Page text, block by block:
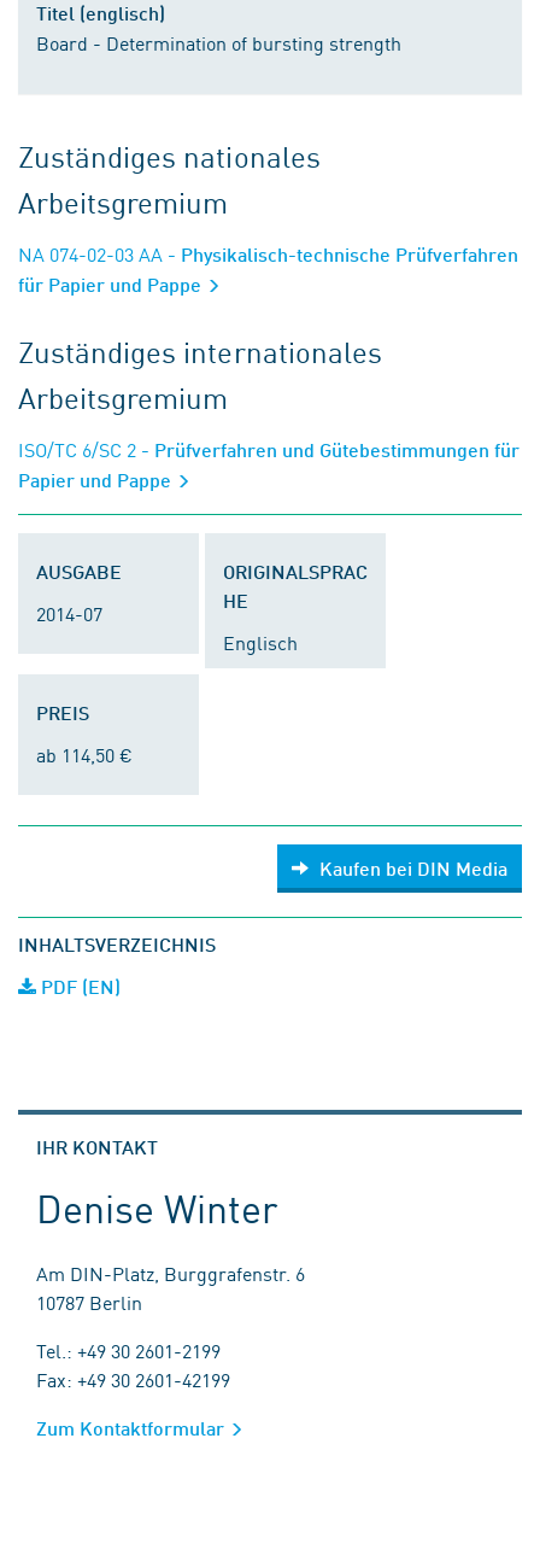
Titel (englisch)
Board - Determination of bursting strength
Zuständiges nationales
Arbeitsgremium
NA 074-02-03 AA - Physikalisch-technische Prüfverfahren
für Papier und Pappe
Zuständiges internationales
Arbeitsgremium
ISO/TC 6/SC 2 - Prüfverfahren und Gütebestimmungen für
Papier und Pappe
AUSGABE
2014-07
ORIGINALSPRAC
HE
Englisch
PREIS
ab 114,50 €
Kaufen bei DIN Media
INHALTSVERZEICHNIS
PDF (EN)
IHR KONTAKT
Denise Winter
Am DIN-Platz, Burggrafenstr. 6
10787 Berlin
Tel.: +49 30 2601-2199
Fax: +49 30 2601-42199
Zum Kontaktformular